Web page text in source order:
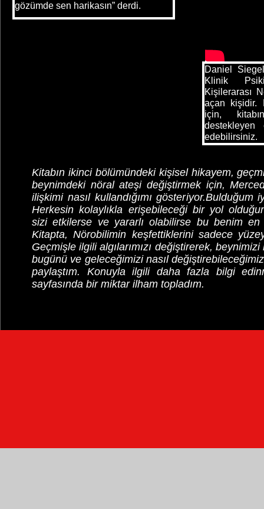
Kitabın ikinci bölümündeki kişisel hikayem,
beynimdeki nöral ateşi değiştirmek için,
ilişkimi nasıl kullandığımı gösteriyor.Bulduğum
Herkesin kolaylıkla erişebileceği bir yol
sizi etkilerse ve yararlı olabilirse bu benim
Kitapta, Nörobilimin keşfettiklerini sadece
Geçmişle ilgili algılarımızı değiştirerek,
bugünü ve geleceğimizi nasıl
paylaştım. Konuyla ilgili daha fazla bilgi
sayfasında bir miktar ilham topladım.
gözümde sen harikasın” derdi.
Daniel
Klinik
Kişilerarası
açan kişidir.
için,
edebilirsiniz.